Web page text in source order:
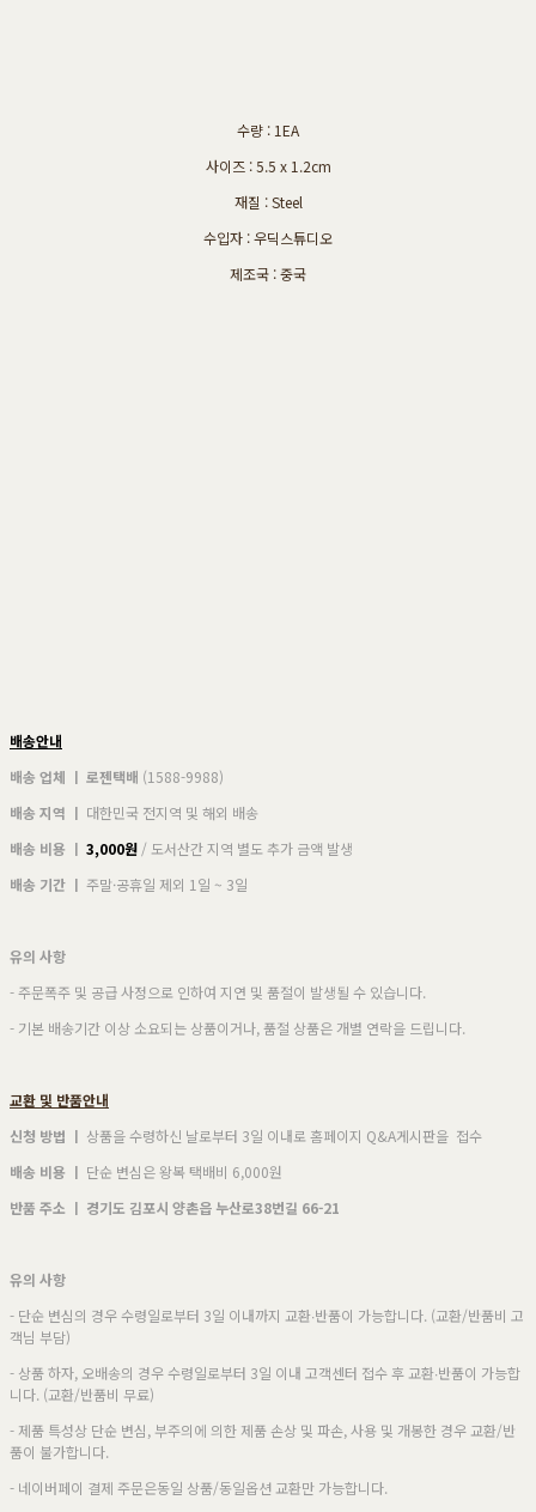
수량 : 1EA
사이즈 : 5.5 x 1.2cm
재질 : Steel
수입자 : 우딕스튜디오
제조국 : 중국
배송안내
배송 업체 ㅣ 로젠택배 (1588-9988)
배송 지역 ㅣ 대한민국 전지역 및 해외 배송
배송 비용 ㅣ 3,000원 / 도서산간 지역 별도 추가 금액 발생
배송 기간 ㅣ 주말·공휴일 제외 1일 ~ 3일
유의 사항
- 주문폭주 및 공급 사정으로 인하여 지연 및 품절이 발생될 수 있습니다.
- 기본 배송기간 이상 소요되는 상품이거나, 품절 상품은 개별 연락을 드립니다.
교환 및 반품안내
신청 방법 ㅣ 상품을 수령하신 날로부터 3일 이내로 홈페이지 Q&A게시판을 접수
배송 비용 ㅣ 단순 변심은 왕복 택배비 6,000원
반품 주소 ㅣ 경기도 김포시 양촌읍 누산로38번길 66-21
유의 사항
- 단순 변심의 경우 수령일로부터 3일 이내까지 교환∙반품이 가능합니다. (교환/반품비 고
객님 부담)
- 상품 하자, 오배송의 경우 수령일로부터 3일 이내 고객센터 접수 후 교환∙반품이 가능합
니다. (교환/반품비 무료)
- 제품 특성상 단순 변심, 부주의에 의한 제품 손상 및 파손, 사용 및 개봉한 경우 교환/반
품이 불가합니다.
- 네이버페이 결제 주문은동일 상품/동일옵션 교환만 가능합니다.